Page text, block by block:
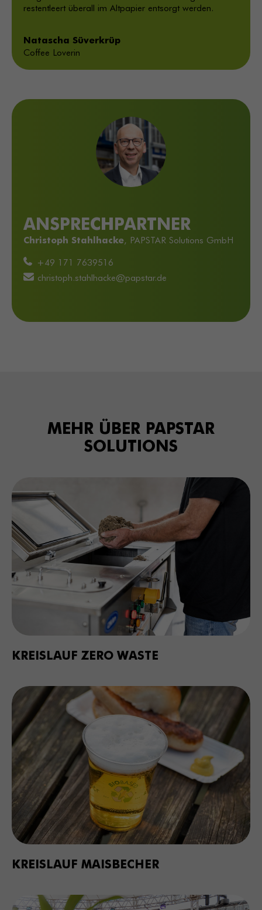
restentleert überall im Altpapier entsorgt werden.
Natascha Süverkrüp
Coffee Loverin
ANSPRECHPARTNER
Christoph Stahlhacke, PAPSTAR Solutions GmbH
+49 171 7639516
christoph.stahlhacke@papstar.de
MEHR ÜBER PAPSTAR
SOLUTIONS
KREISLAUF ZERO WASTE
KREISLAUF MAISBECHER